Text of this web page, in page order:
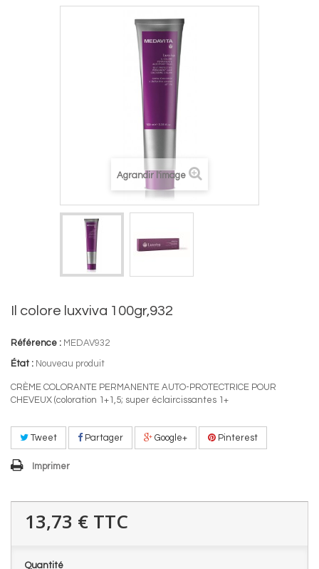
Agrandir l'image
Il colore luxviva 100gr,932
Référence : MEDAV932
État : Nouveau produit
CRÈME COLORANTE PERMANENTE AUTO-PROTECTRICE POUR
CHEVEUX (coloration 1+1,5; super éclaircissantes 1+
Tweet Partager Google+ Pinterest
Imprimer
13,73 € TTC
Quantité